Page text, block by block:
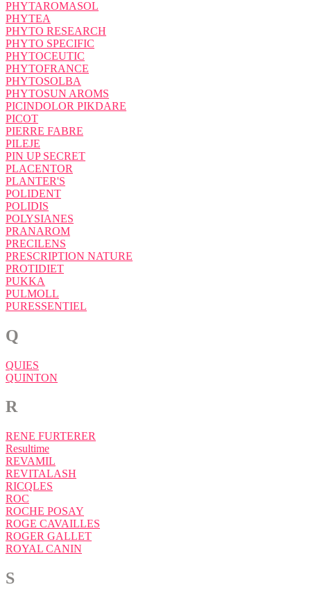
PHYTAROMASOL
PHYTEA
PHYTO RESEARCH
PHYTO SPECIFIC
PHYTOCEUTIC
PHYTOFRANCE
PHYTOSOLBA
PHYTOSUN AROMS
PICINDOLOR PIKDARE
PICOT
PIERRE FABRE
PILEJE
PIN UP SECRET
PLACENTOR
PLANTER'S
POLIDENT
POLIDIS
POLYSIANES
PRANAROM
PRECILENS
PRESCRIPTION NATURE
PROTIDIET
PUKKA
PULMOLL
PURESSENTIEL
Q
QUIES
QUINTON
R
RENE FURTERER
Resultime
REVAMIL
REVITALASH
RICQLES
ROC
ROCHE POSAY
ROGE CAVAILLES
ROGER GALLET
ROYAL CANIN
S